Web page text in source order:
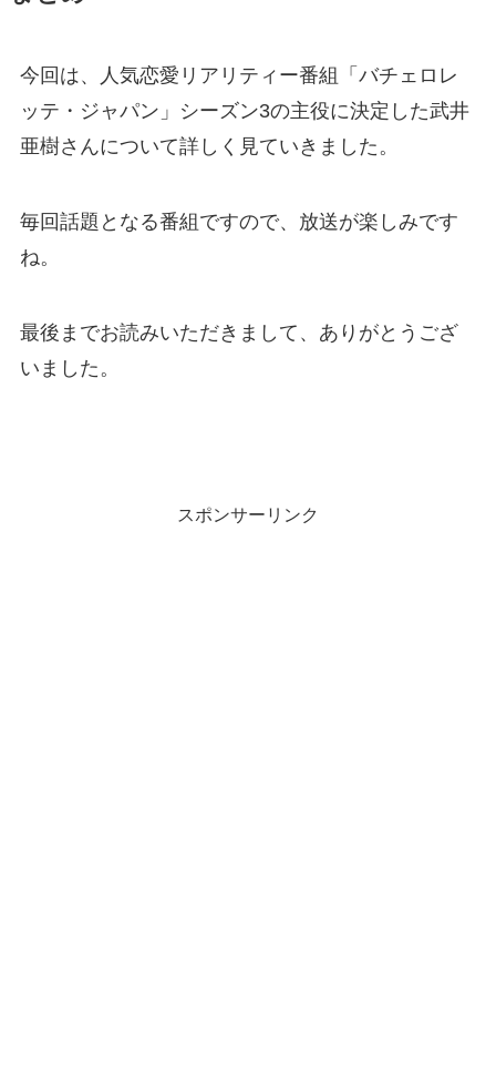
今回は、人気恋愛リアリティー番組「バチェロレ
ッテ・ジャパン」シーズン3の主役に決定した武井
亜樹さんについて詳しく見ていきました。
毎回話題となる番組ですので、放送が楽しみです
ね。
最後までお読みいただきまして、ありがとうござ
いました。
スポンサーリンク